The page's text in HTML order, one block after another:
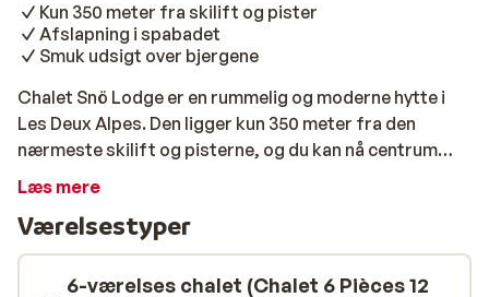
Kun 350 meter fra skilift og pister
Afslapning i spabadet
Smuk udsigt over bjergene
Chalet Snö Lodge er en rummelig og moderne hytte i
Les Deux Alpes. Den ligger kun 350 meter fra den
nærmeste skilift og pisterne, og du kan nå centrum
med en kort gåtur. Denne stilfulde hytte er perfekt til
den kan rumme op til 12 personer. Efter en
uforglemmelig dag på ski kan I varme jer i det
luksuriøse spabad og nyde den betagende udsigt over
Læs mere
Værelsestyper
6-værelses chalet (Chalet 6 Pièces 12